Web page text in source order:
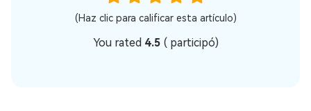
(Haz clic para calificar esta artículo)
You rated 4.5 (participó)